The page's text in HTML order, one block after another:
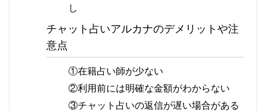
し
チャット占いアルカナのデメリットや注
意点
①在籍占い師が少ない
②利用前には明確な金額がわからない
③チャット占いの返信が遅い場合がある